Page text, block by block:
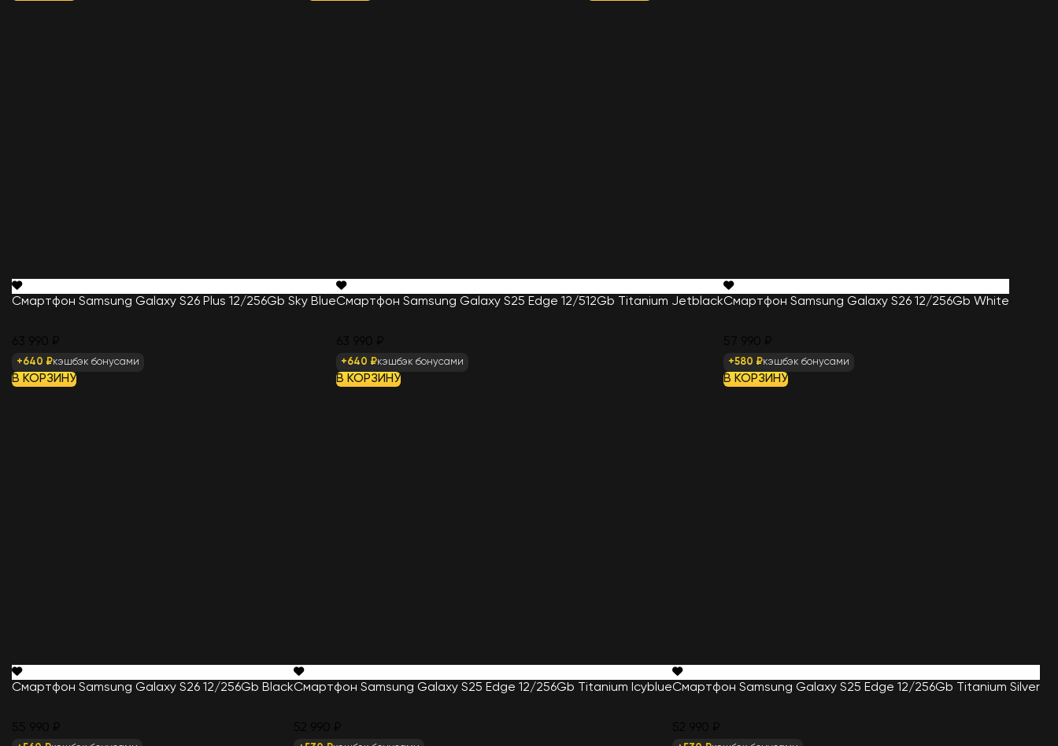
Смартфон Samsung Galaxy S26 Plus 12/256Gb Sky Blue
+640 ₽кэшбэк бонусами
В КОРЗИНУ
Смартфон Samsung Galaxy S25 Edge 12/512Gb Titanium Jetblack
+640 ₽кэшбэк бонусами
В КОРЗИНУ
Смартфон Samsung Galaxy S26 12/256Gb White
+580 ₽кэшбэк бонусами
В КОРЗИНУ
Смартфон Samsung Galaxy S26 12/256Gb BlackСмартфон Samsung Galaxy S25 Edge 12/256Gb Titanium IcyblueСмартфон Samsung Galaxy S25 Edge 12/256Gb Titanium Silver